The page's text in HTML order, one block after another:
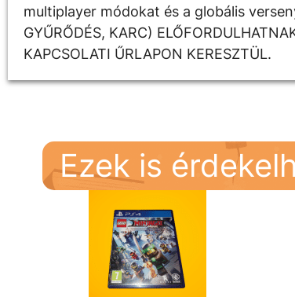
multiplayer módokat és a globális
GYŰRŐDÉS, KARC)
KAPCSOLATI ŰRLAPON KERESZTÜL.
Ezek is